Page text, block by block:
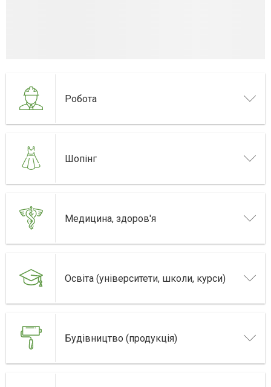
Робота
Шопінг
Медицина, здоров'я
Освіта (університети, школи, курси)
Будівництво (продукція)